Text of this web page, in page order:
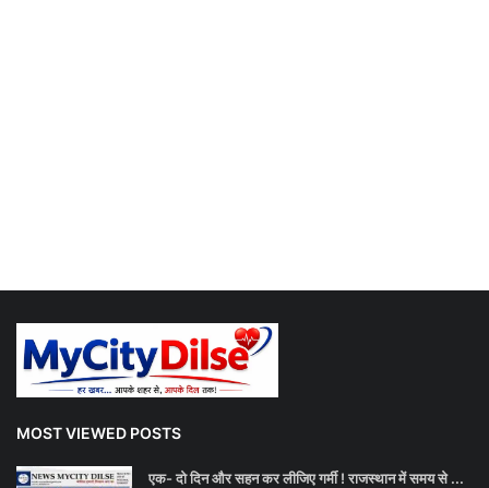
MOST VIEWED POSTS
एक- दो दिन और सहन कर लीजिए गर्मी ! राजस्थान में समय से ...